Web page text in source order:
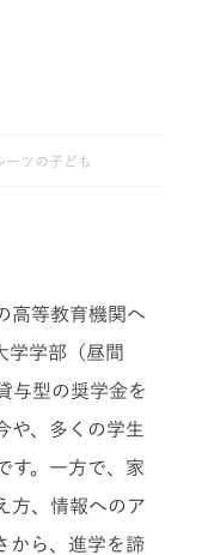
ーツの子ども
高等教育機関へ
学学部（昼間
与型の奨学金を
や、多くの学生
す。一方で、家
方、情報へのア
から、進学を諦